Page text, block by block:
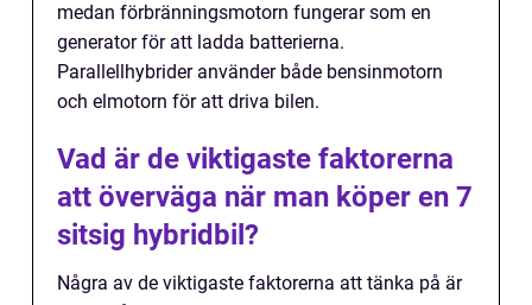
medan förbränningsmotorn fungerar som en
generator för att ladda batterierna.
Parallellhybrider använder både bensinmotorn
och elmotorn för att driva bilen.
Vad är de viktigaste faktorerna
att överväga när man köper en 7
sitsig hybridbil?
Några av de viktigaste faktorerna att tänka på är